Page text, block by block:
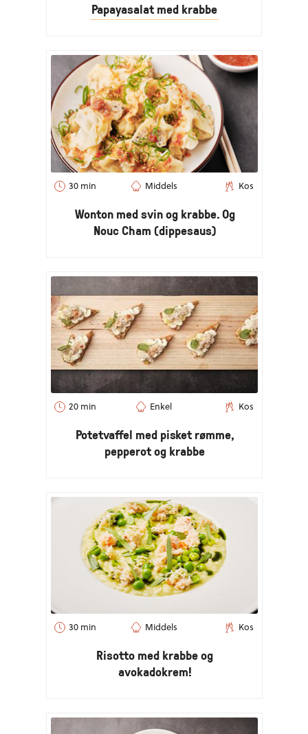
Papayasalat med krabbe
30 min Middels Kos
Wonton med svin og krabbe. Og
Nouc Cham (dippesaus)
20 min Enkel Kos
Potetvaffel med pisket rømme,
pepperot og krabbe
30 min Middels Kos
Risotto med krabbe og
avokadokrem!